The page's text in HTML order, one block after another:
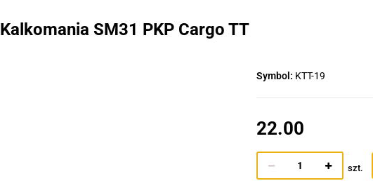
Kalkomania SM31 PKP Cargo TT
Symbol: KTT-19
22.00
szt.